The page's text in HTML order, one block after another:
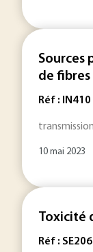
Sources
de fibres
Réf : IN410
10 mai 2023
Toxicité
Réf :